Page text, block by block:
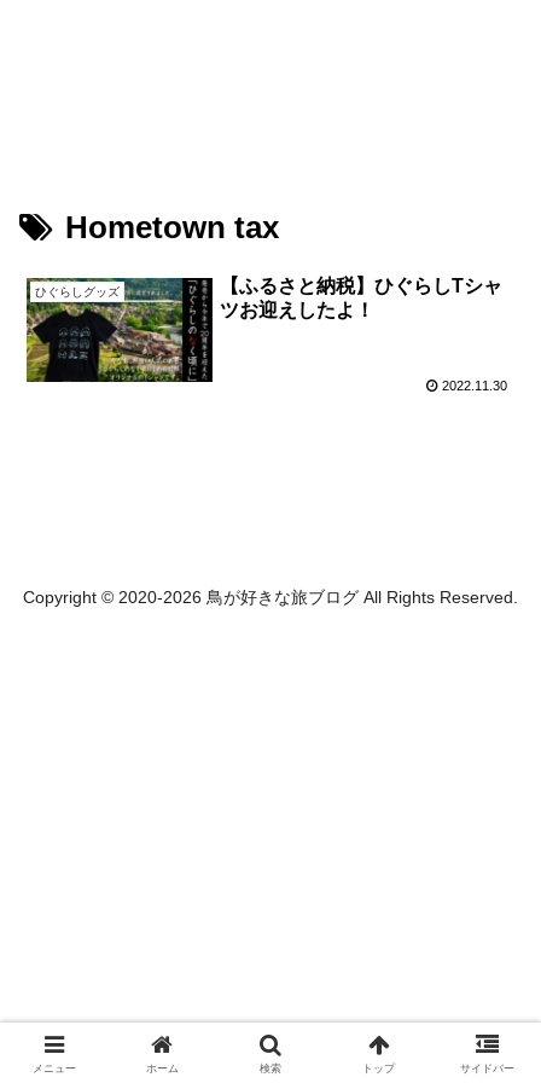
Hometown tax
ひぐらしグッズ
【ふるさと納税】ひぐらしTシャ
ツお迎えしたよ！
2022.11.30
Copyright © 2020-2026 鳥が好きな旅ブログ All Rights Reserved.
メニュー ホーム 検索 トップ サイドバー